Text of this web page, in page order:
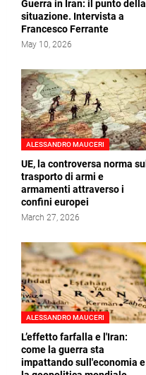
Guerra in Iran: il punto della
situazione. Intervista a
Francesco Ferrante
May 10, 2026
ALESSANDRO MAUCERI
UE, la controversa norma sul
trasporto di armi e
armamenti attraverso i
confini europei
March 27, 2026
ALESSANDRO MAUCERI
L’effetto farfalla e l'Iran:
come la guerra sta
impattando sull'economia e